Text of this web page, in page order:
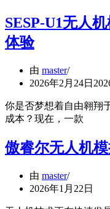
SESP-U1无人
体验
由 master
2026年2月24日
你是否梦想着自由翱翔
成本？现在，一款
傲睿尔无人机
由 master
2026年1月22日